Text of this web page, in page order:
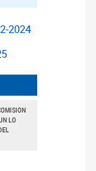
2024
LO